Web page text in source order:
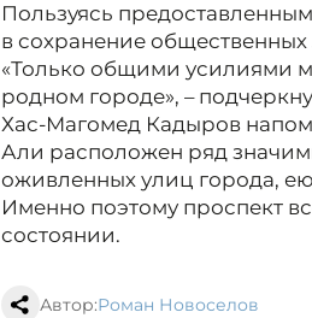
Пользуясь
в сохранение общественных
«Только общими усилиями
родном городе», –
Хас-Магомед Кадыров
Али расположен ряд
оживленных улиц города, ею
Именно поэтому проспект
состоянии.
Автор:Роман Новоселов